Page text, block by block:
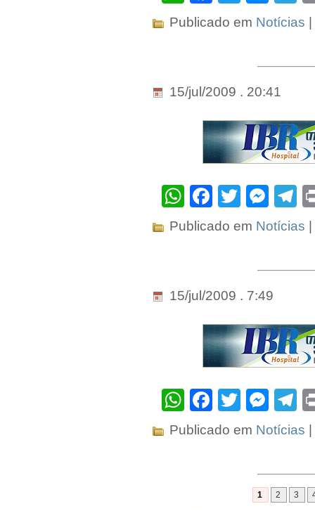
Publicado em Notícias
15/jul/2009 . 20:41
WhatsApp
Facebook
Twitter
Publicado em Notícias
15/jul/2009 . 7:49
WhatsApp
Facebook
Twitter
Publicado em Notícias
1 2 3